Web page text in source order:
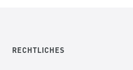
RECHTLICHES